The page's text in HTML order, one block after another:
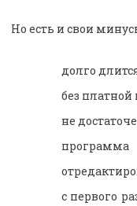
Но есть и свои
долго
без платной
не
с первого